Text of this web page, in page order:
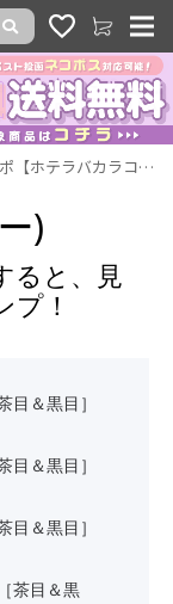
齊藤なぎさちゃんイメモ♡シャプン全色レポ【ホテラバカラコンレポLIVE】
)
ると、見
！
目＆黒目］
目＆黒目］
目＆黒目］
茶目＆黒